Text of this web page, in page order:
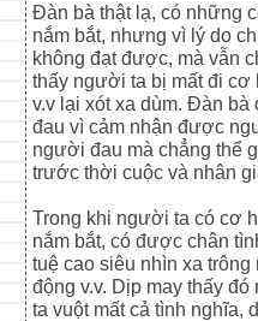
Đàn bà thật lạ, có những
nắm bắt, nhưng vì lý do
không đạt được, mà vẫn
thấy người ta bị mất đi cơ
v.v lại xót xa dùm. Đàn
đau vì cảm nhận được
người đau mà chẳng thể
trước thời cuộc và nhân
Trong khi người ta có cơ
nắm bắt, có được chân
tuệ cao siêu nhìn xa
động v.v. Dịp may thấy
ta vuột mất cả tình nghĩa,